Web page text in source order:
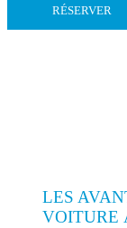
RÉSERVER
LES
VOITURE